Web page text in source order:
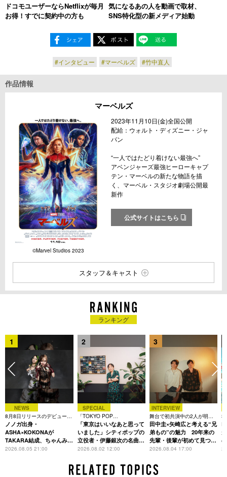
ドコモユーザーならNetflixが毎月
お得！すでに契約中の方も
気になるあの人を動画で取材、
SNS特化型の新メディア始動
#インタビュー #マーベルズ #竹中直人
作品情報
マーベルズ
©︎Marvel Studios 2023
2023年11月10日(金)全国公開
配給：ウォルト・ディズニー・ジャ
パン
“一人ではたどり着けない最強へ”
アベンジャーズ最強ヒーローキャプ
テン・マーベルの新たな物語を描
く、マーベル・スタジオ劇場公開最
新作
公式サイトはこちら
スタッフ＆キャスト
ランキング
1
NEWS
8月8日リリースのデビュー曲
は「Time is money」
ノノガ出身・
ASHA×KOKONAが
TAKARA結成、ちゃんみな
主宰レーベル第2弾アーテ
2026.08.05 21:00
2
SPECIAL
「TOKYO POP
CHRONICLE」特集
「東京はいいなあと思って
いました」シティポップの
立役者・伊藤銀次の名曲回
想録
2026.08.02 12:00
3
INTERVIEW
舞台で初共演中の2人が明か
す、今の自分をつくる恩人の
存在
田中圭×矢崎広と考える“兄
弟もの”の魅力 20年来の
先輩・後輩が初めて見つけ
た互いの共通点とは
2026.08.04 17:00
3